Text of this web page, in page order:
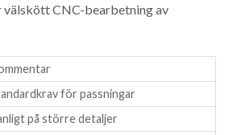
välskött CNC-bearbetning av
för passningar
på större detaljer